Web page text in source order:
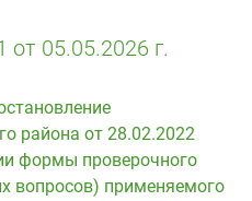
05.05.2026 г.
района от 28.02.2022
формы проверочного
вопросов) применяемого